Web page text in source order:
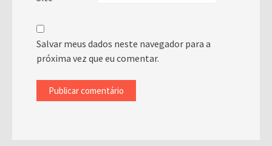
Salvar meus dados neste navegador para a
próxima vez que eu comentar.